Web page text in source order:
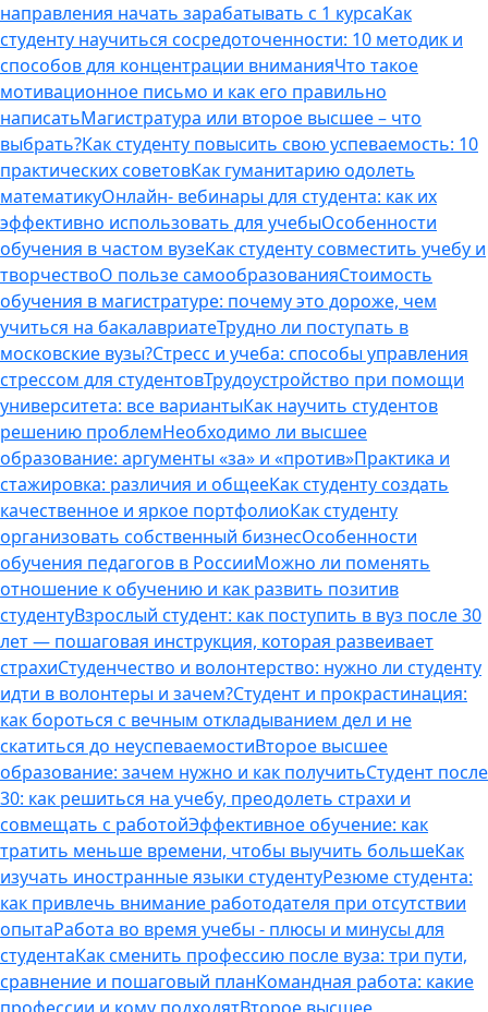
направления начать зарабатывать с 1 курсаКак
студенту научиться сосредоточенности: 10 методик и
способов для концентрации вниманияЧто такое
мотивационное письмо и как его правильно
написатьМагистратура или второе высшее – что
выбрать?Как студенту повысить свою успеваемость: 10
практических советовКак гуманитарию одолеть
математикуОнлайн- вебинары для студента: как их
эффективно использовать для учебыОсобенности
обучения в частом вузеКак студенту совместить учебу и
творчествоО пользе самообразованияСтоимость
обучения в магистратуре: почему это дороже, чем
учиться на бакалавриатеТрудно ли поступать в
московские вузы?Стресс и учеба: способы управления
стрессом для студентовТрудоустройство при помощи
университета: все вариантыКак научить студентов
решению проблемНеобходимо ли высшее
образование: аргументы «за» и «против»Практика и
стажировка: различия и общееКак студенту создать
качественное и яркое портфолиоКак студенту
организовать собственный бизнесОсобенности
обучения педагогов в РоссииМожно ли поменять
отношение к обучению и как развить позитив
студентуВзрослый студент: как поступить в вуз после 30
лет — пошаговая инструкция, которая развеивает
страхиСтуденчество и волонтерство: нужно ли cтуденту
идти в волонтеры и зачем?Студент и прокрастинация:
как бороться с вечным откладыванием дел и не
скатиться до неуспеваемостиВторое высшее
образование: зачем нужно и как получитьСтудент после
30: как решиться на учебу, преодолеть страхи и
совмещать с работойЭффективное обучение: как
тратить меньше времени, чтобы выучить большеКак
изучать иностранные языки студентуРезюме студента:
как привлечь внимание работодателя при отсутствии
опытаРабота во время учебы - плюсы и минусы для
студентаКак сменить профессию после вуза: три пути,
сравнение и пошаговый планКомандная работа: какие